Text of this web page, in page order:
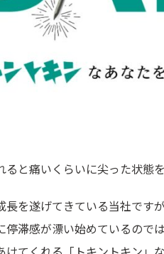
ると痛いくらいに尖った状態
長を遂げてきている当社で
滞感が漂い始めているので